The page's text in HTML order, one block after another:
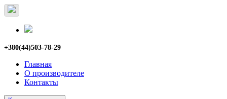
+380(44)503-78-29
Главная
О производителе
Контакты